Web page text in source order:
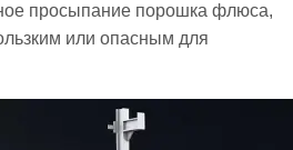
просыпание порошка флюса,
или опасным для